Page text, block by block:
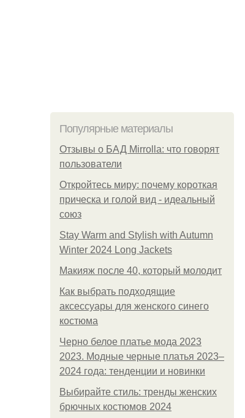
Популярные материалы
Отзывы о БАД Mirrolla: что говорят
пользователи
Откройтесь миру: почему короткая
прическа и голой вид - идеальный
союз
Stay Warm and Stylish with Autumn
Winter 2024 Long Jackets
Макияж после 40, который молодит
Как выбрать подходящие
аксессуары для женского синего
костюма
Черно белое платье мода 2023
2023. Модные черные платья 2023–
2024 года: тенденции и новинки
Выбирайте стиль: тренды женских
брючных костюмов 2024